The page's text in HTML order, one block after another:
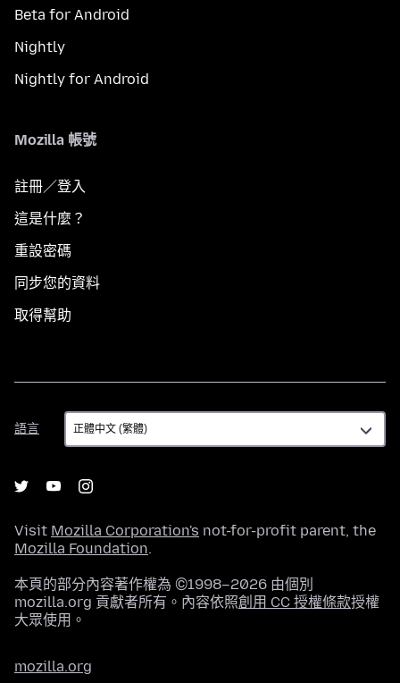
Beta for Android
Nightly
Nightly for Android
Mozilla 帳號
註冊／登入
這是什麼？
重設密碼
同步您的資料
取得幫助
語言
語
言
Visit Mozilla Corporation's not-for-profit parent, the
Mozilla Foundation.
本頁的部分內容著作權為 ©1998–2026 由個別
mozilla.org 貢獻者所有。內容依照創用 CC 授權條款授權
大眾使用。
mozilla.org